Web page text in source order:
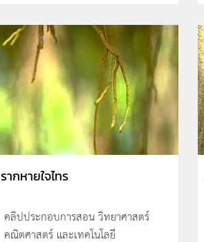
รากหายใจไทร
คลิปประกอบการสอน วิทยาศาสตร์
คณิตศาสตร์ และเทคโนโลยี